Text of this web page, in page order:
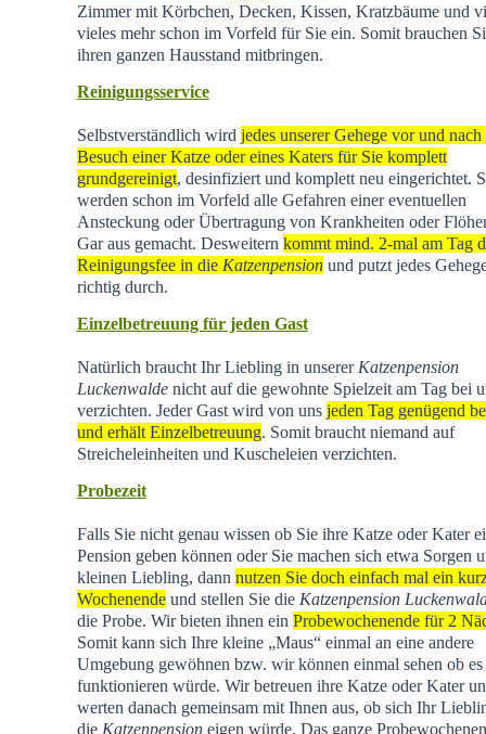
Zimmer mit Körbchen, Decken, Kissen, Kratzbäume und
vieles mehr schon im Vorfeld für Sie ein. Somit brauchen
ihren ganzen Hausstand mitbringen.
Reinigungsservice
Selbstverständlich wird jedes unserer Gehege vor und nach
Besuch einer Katze oder eines Katers für Sie komplett
grundgereinigt, desinfiziert und komplett neu eingerichtet.
werden schon im Vorfeld alle Gefahren einer eventuellen
Ansteckung oder Übertragung von Krankheiten oder
Gar aus gemacht. Desweitern kommt mind. 2-mal am Tag
Reinigungsfee in die Katzenpensionund putzt jedes
richtig durch.
Einzelbetreuung für jeden Gast
Natürlich braucht Ihr Liebling in unserer Katzenpension
Luckenwaldenicht auf die gewohnte Spielzeit am Tag bei
verzichten. Jeder Gast wird von uns jeden Tag genügend
und erhält Einzelbetreuung. Somit braucht niemand auf
Streicheleinheiten und Kuscheleien verzichten.
Probezeit
Falls Sie nicht genau wissen ob Sie ihre Katze oder Kater
Pension geben können oder Sie machen sich etwa Sorgen
kleinen Liebling, dann nutzen Sie doch einfach mal ein
Wochenendeund stellen Sie die Katzenpension
die Probe. Wir bieten ihnen ein Probewochenende für 2
Somit kann sich Ihre kleine „Maus“ einmal an eine andere
Umgebung gewöhnen bzw. wir können einmal sehen ob es
funktionieren würde. Wir betreuen ihre Katze oder Kater
werten danach gemeinsam mit Ihnen aus, ob sich Ihr
die Katzenpensioneigen würde. Das ganze